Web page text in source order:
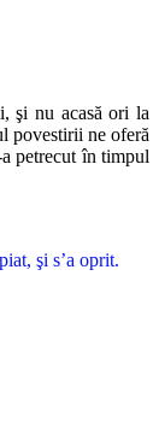
şi nu acasă ori la
povestirii ne oferă
petrecut în timpul
şi s’a oprit.